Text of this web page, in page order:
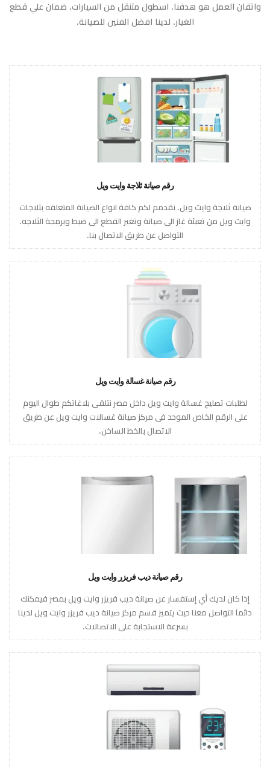
واتقان العمل هو هدفنا. اسطول متنقل من السيارات. ضمان علي قطع
الغيار. لدينا افضل الفنين للصيانة.
رقم صيانة ثلاجة وايت ويل
صيانة ثلاجة وايت ويل. نقدمم لكم كافة انواع الصيانة المتعلقه بثلاجات
وايت ويل من تعبئة غاز الى صيانة وتغير القطع الى ضبط وبرمجة الثلاجه.
التواصل عن طريق الاتصال بنا.
رقم صيانة غسالة وايت ويل
لطلبات تصليح غسالة وايت ويل داخل مصر نتلقى بلاغاتكم طوال اليوم
على الرقم الخاص الموحد فى مركز صيانة غسالات وايت ويل عن طريق
الاتصال بالخط الساخن.
رقم صيانة ديب فريزر وايت ويل
إذا كان لديك أي إستفسار عن صيانة ديب فريزر وايت ويل بمصر فيمكنك
دائماَ التواصل معنا حيث يتميز قسم مركز صيانة ديب فريزر وايت ويل لدينا
بسرعة الاستجابة على الاتصالات.